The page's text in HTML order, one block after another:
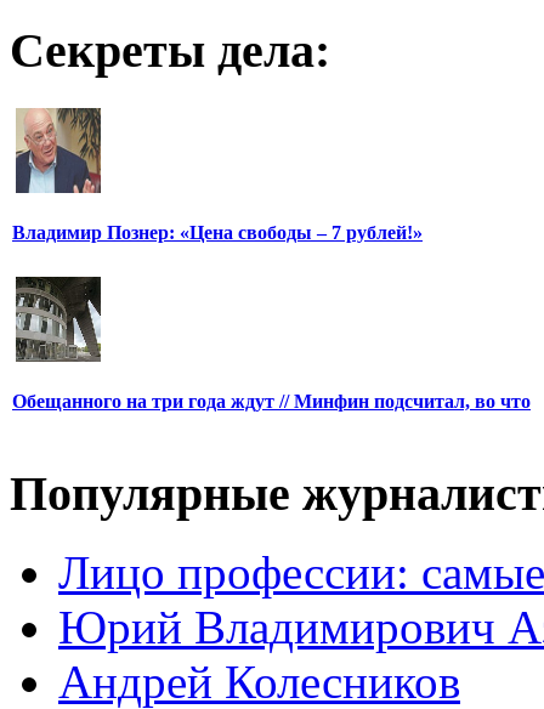
Секреты дела:
Владимир Познер: «Цена свободы – 7 рублей!»
Обещанного на три года ждут // Минфин подсчитал, во что
Популярные
Лицо профессии:
Юрий Владимирович
Андрей Колесников